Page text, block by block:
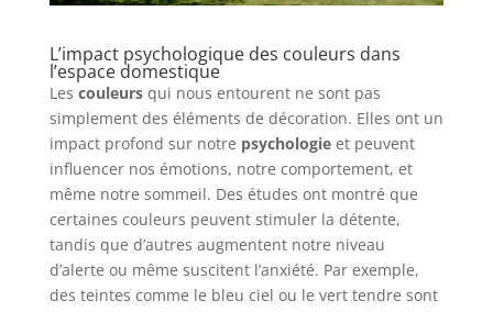
L’impact psychologique des couleurs dans
l’espace domestique
Les couleursqui nous entourent ne sont pas
simplement des éléments de décoration. Elles ont un
impact profond sur notre psychologieet peuvent
influencer nos émotions, notre comportement, et
même notre sommeil. Des études ont montré que
certaines couleurs peuvent stimuler la détente,
tandis que d’autres augmentent notre niveau
d’alerte ou même suscitent l’anxiété. Par exemple,
des teintes comme le bleu ciel ou le vert tendre sont